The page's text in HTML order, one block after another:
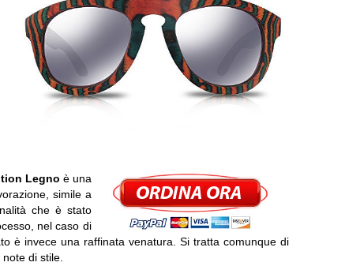
Legno è una
simile a
che è stato
nel caso di
è invece una raffinata venatura. Si tratta comunque di
di stile.